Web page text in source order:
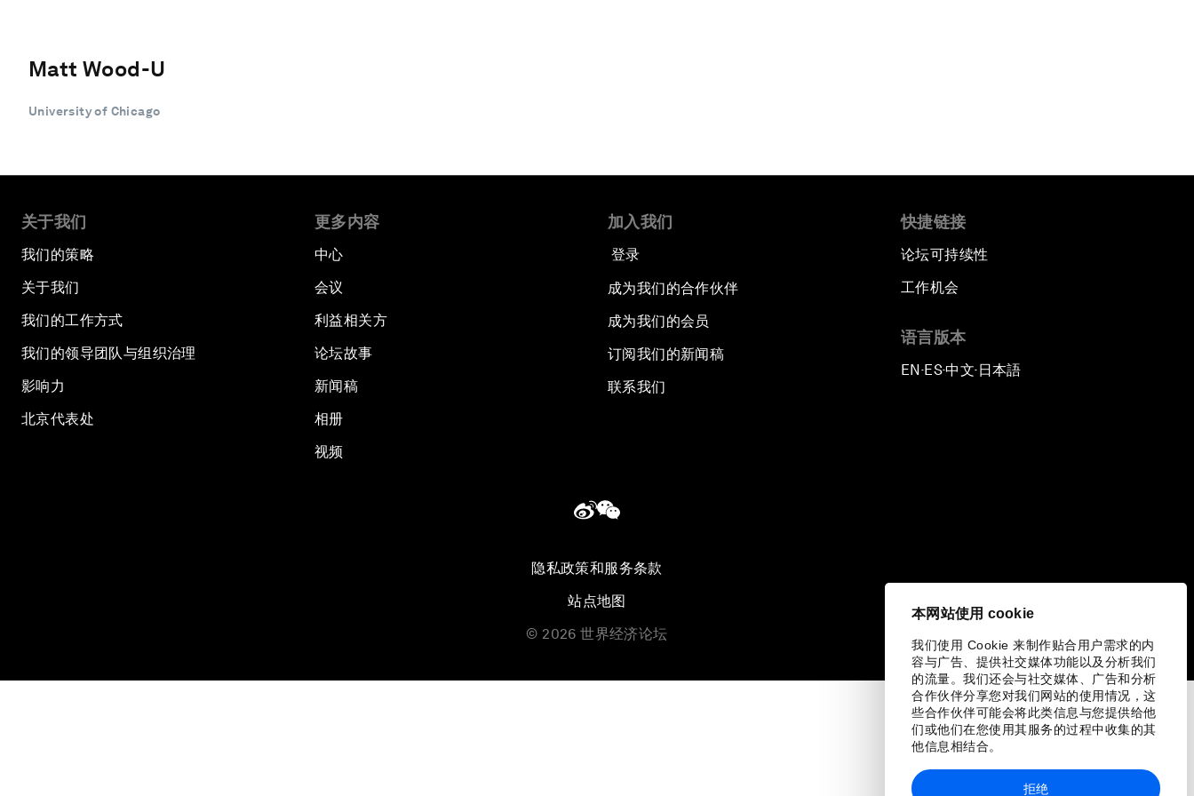
本网站使用 cookie
我们使用 Cookie 来制作贴合用户需求的内
容与广告、提供社交媒体功能以及分析我们
的流量。我们还会与社交媒体、广告和分析
合作伙伴分享您对我们网站的使用情况，这
些合作伙伴可能会将此类信息与您提供给他
们或他们在您使用其服务的过程中收集的其
他信息相结合。
拒绝
Matt Wood-U
University of Chicago
关于我们
我们的策略
关于我们
我们的工作方式
我们的领导团队与组织治理
影响力
北京代表处
更多内容
中心
会议
利益相关方
论坛故事
新闻稿
相册
视频
加入我们
登录
成为我们的合作伙伴
成为我们的会员
订阅我们的新闻稿
联系我们
快捷链接
论坛可持续性
工作机会
语言版本
EN ▪ES▪中文▪ 日本語
隐私政策和服务条款
站点地图
© 2026 世界经济论坛